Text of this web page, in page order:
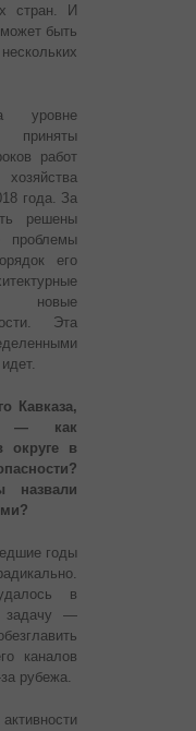
стран. И
быть
уровне
приняты
работ
года. За
решены
проблемы
его
новые
Эта
Кавказа,
— как
округе в
назвали
годы
в
задачу —
каналов
рубежа.